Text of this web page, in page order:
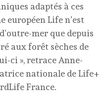
adaptés à ces
européen Life n’est
mer que depuis
aux forêt sèches de
ci », retrace Anne-
nationale de Life+
France.